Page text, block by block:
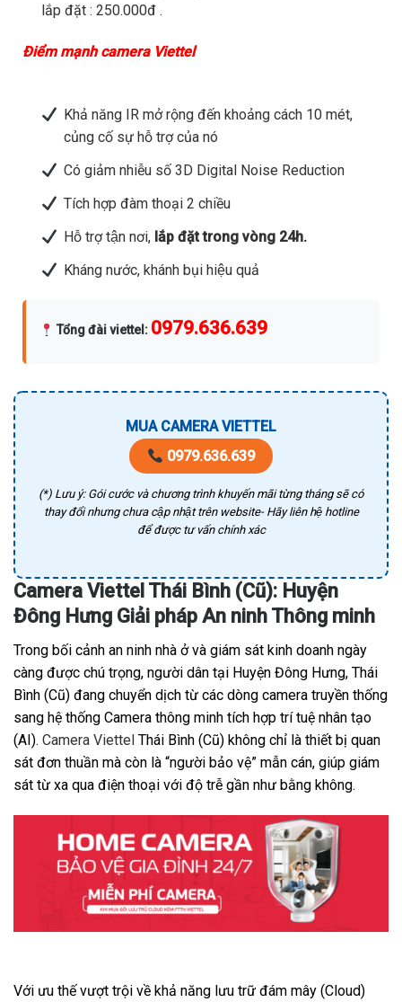
lắp đặt : 250.000đ .
Điểm mạnh camera Viettel
Khả năng IR mở rộng đến khoảng cách 10 mét,
củng cố sự hỗ trợ của nó
Có giảm nhiễu số 3D Digital Noise Reduction
Tích hợp đàm thoại 2 chiều
Hỗ trợ tận nơi,lắp đặt trong vòng 24h.
Kháng nước, khánh bụi hiệu quả
Tổng đài viettel : 0979.636.639
MUA CAMERA VIETTEL
0979.636.639
(*) Lưu ý: Gói cước và chương trình khuyến mãi từng tháng sẽ có
thay đổi nhưng chưa cập nhật trên website- Hãy liên hệ hotline
để được tư vấn chính xác
Camera Viettel Thái Bình (Cũ): Huyện
Đông Hưng Giải pháp An ninh Thông minh
Trong bối cảnh an ninh nhà ở và giám sát kinh doanh ngày
càng được chú trọng, người dân tại Huyện Đông Hưng, Thái
Bình (Cũ) đang chuyển dịch từ các dòng camera truyền thống
sang hệ thống Camera thông minh tích hợp trí tuệ nhân tạo
(AI). Camera Viettel Thái Bình (Cũ) không chỉ là thiết bị quan
sát đơn thuần mà còn là “người bảo vệ” mẫn cán, giúp giám
sát từ xa qua điện thoại với độ trễ gần như bằng không.
Với ưu thế vượt trội về khả năng lưu trữ đám mây (Cloud)